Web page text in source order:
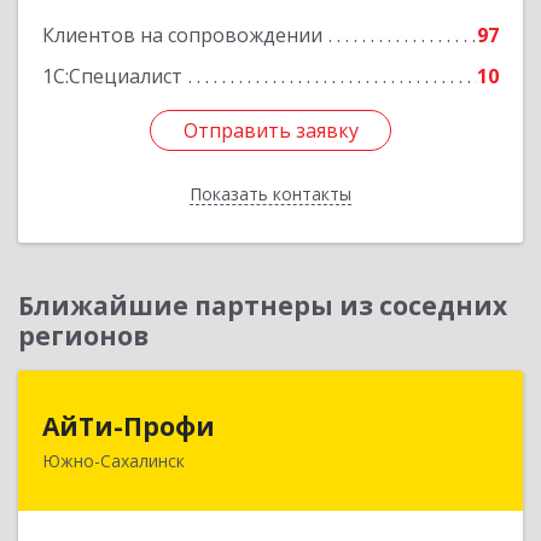
Клиентов на сопровождении
97
1С:Специалист
10
Отправить заявку
Показать контакты
Отправить заявку
Назад
Ближайшие партнеры из соседних
регионов
АйТи-Профи
Южно-Сахалинск693023, Сахалинская обл, город Южно-